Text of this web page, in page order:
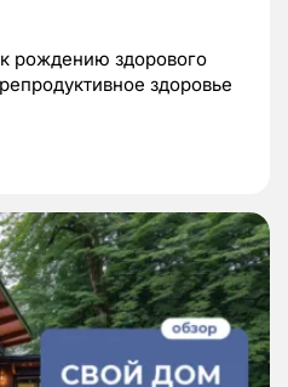
рождению здорового
здоровье